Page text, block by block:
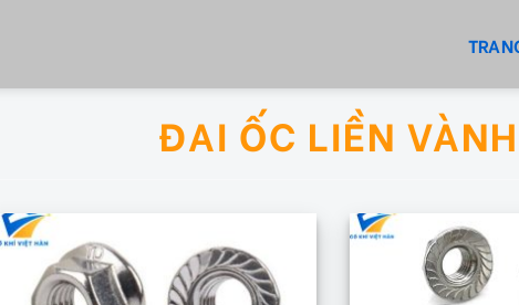
ĐAI ỐC LIỀN VÀNH